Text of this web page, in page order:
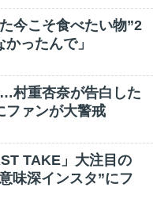
今こそ食べたい物”2
ったんで」
村重杏奈が告白した
ファンが大警戒
TAKE」大注目の
味深インスタ”にフ